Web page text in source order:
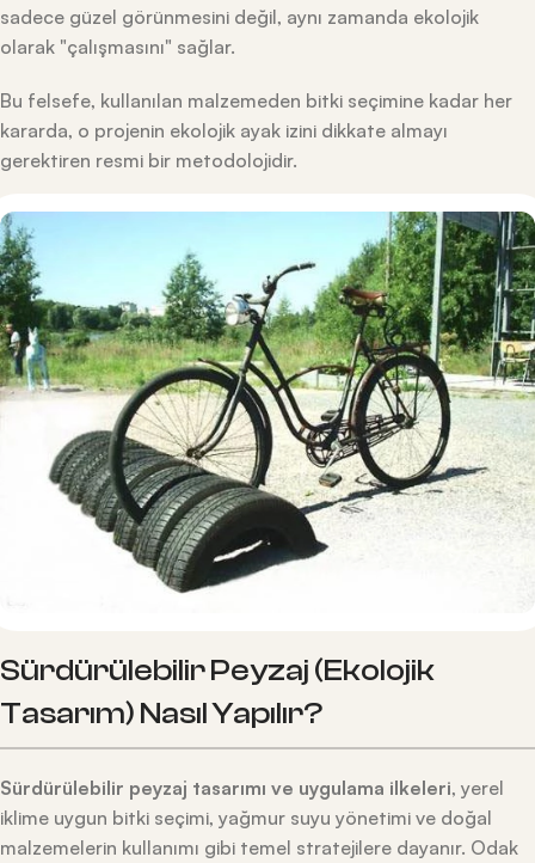
sadece güzel görünmesini değil, aynı zamanda ekolojik
olarak "çalışmasını" sağlar.
Bu felsefe, kullanılan malzemeden bitki seçimine kadar her
kararda, o projenin ekolojik ayak izini dikkate almayı
gerektiren resmi bir metodolojidir.
Sürdürülebilir Peyzaj (Ekolojik
Tasarım) Nasıl Yapılır?
Sürdürülebilir peyzaj tasarımı ve uygulama ilkeleri, yerel
iklime uygun bitki seçimi, yağmur suyu yönetimi ve doğal
malzemelerin kullanımı gibi temel stratejilere dayanır. Odak